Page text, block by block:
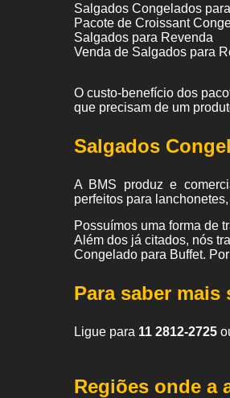
Salgados Congelados
Pacote de Croissant
Salgados para Revenda
Venda de Salgados para
O custo-benefício dos
que precisam de um
Salgados
A BMS produz e
perfeitos para
Possuímos uma forma de
Além dos já citados, nós
Congelado para Buffet.
Para saber mais
Ligue para 11 2812-2725
Regiões onde a